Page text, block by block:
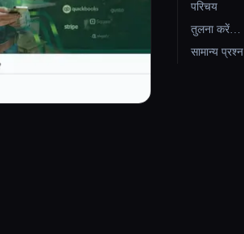
परिचय
तुलना करें…
सामान्य प्रश्न